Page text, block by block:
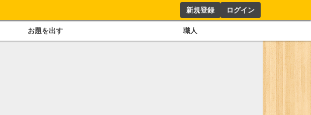
新規登録 ログイン
お題を出す 職人